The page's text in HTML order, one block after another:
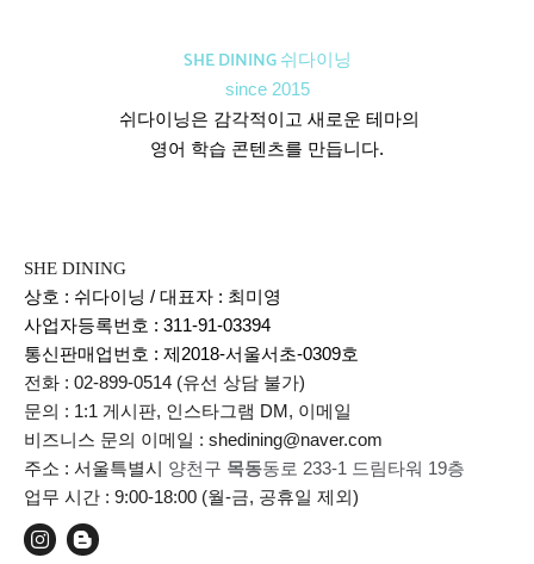
SHE DINING 쉬다이닝
since 2015
쉬다이닝은 감각적이고 새로운 테마의
영어 학습 콘텐츠를 만듭니다.
SHE DINING
상호 : 쉬다이닝 / 대표자 : 최미영
사업자등록번호 : 311-91-03394
통신판매업번호 : 제2018-서울서초-0309호
전화 : 02-899-0514 (유선 상담 불가)
문의 : 1:1 게시판, 인스타그램 DM, 이메일
비즈니스 문의 이메일 : shedining@naver.com
주소 : 서울특별시 양천구 목동동로 233-1 드림타워 19층
업무 시간 : 9:00-18:00 (월-금, 공휴일 제외)